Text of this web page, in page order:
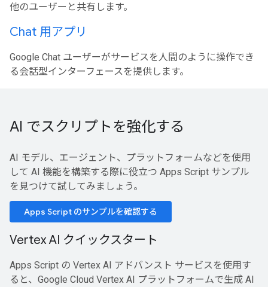
他のユーザーと共有します。
Chat 用アプリ
Google Chat ユーザーがサービスを人間のように操作でき
る会話型インターフェースを提供します。
AI でスクリプトを強化する
AI モデル、エージェント、プラットフォームなどを使用
して AI 機能を構築する際に役立つ Apps Script サンプル
を見つけて試してみましょう。
Apps Script のサンプルを確認する
Vertex AI クイックスタート
Apps Script の Vertex AI アドバンスト サービスを使用す
ると、Google Cloud Vertex AI プラットフォームで生成 AI